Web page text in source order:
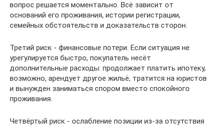
вопрос решается моментально. Всё зависит от
оснований его проживания, истории регистрации,
семейных обстоятельств и доказательств сторон.
Третий риск - финансовые потери. Если ситуация не
урегулируется быстро, покупатель несёт
дополнительные расходы: продолжает платить ипотеку,
возможно, арендует другое жильё, тратится на юристов
и вынужден заниматься спором вместо спокойного
проживания.
Четвёртый риск - ослабление позиции из-за отсутствия